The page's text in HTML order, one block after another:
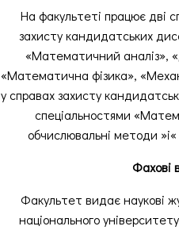
На факультеті працює дві
захисту кандидатських
«Математичний аналіз»,
«Математична фізика»,
у справах захисту
спеціальностями
обчислювальні методи »і«
Фахові
Факультет видає наукові
національного